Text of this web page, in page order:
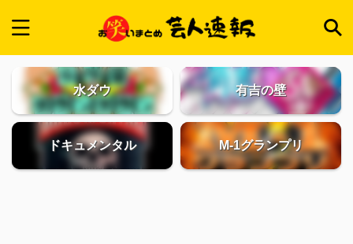
水ダウ 有吉の壁
ドキュメンタル M-1グランプリ